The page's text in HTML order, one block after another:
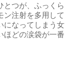
とつが、ふっくら
ン注射を多用して
になってしまう女
ほどの涙袋が一番